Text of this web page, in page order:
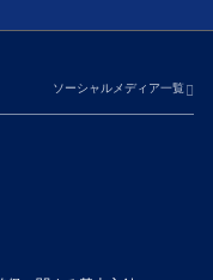
ソーシャルメディア一覧